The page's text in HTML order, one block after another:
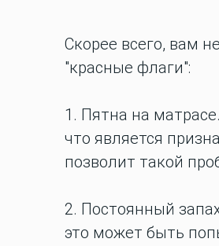
Скорее всего, вам
"красные флаги":
1. Пятна на
что является
позволит такой
2. Постоянный
это может быть